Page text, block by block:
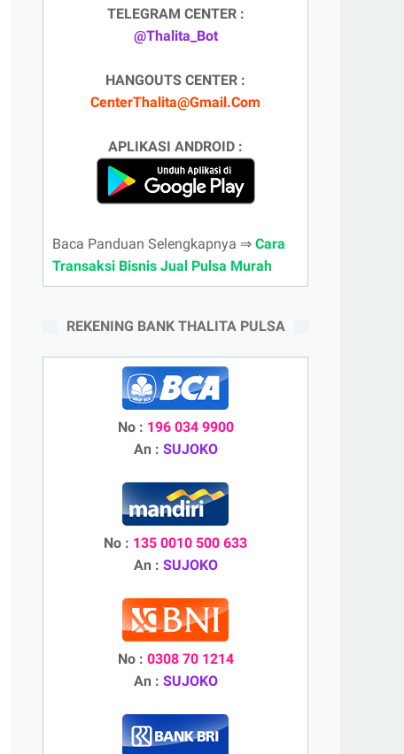
TELEGRAM CENTER :
@Thalita_Bot
HANGOUTS CENTER :
CenterThalita@Gmail.Com
APLIKASI ANDROID :
Baca Panduan Selengkapnya ⇒ Cara
Transaksi Bisnis Jual Pulsa Murah
REKENING BANK THALITA PULSA
No : 196 034 9900
An : SUJOKO
No : 135 0010 500 633
An : SUJOKO
No : 0308 70 1214
An : SUJOKO